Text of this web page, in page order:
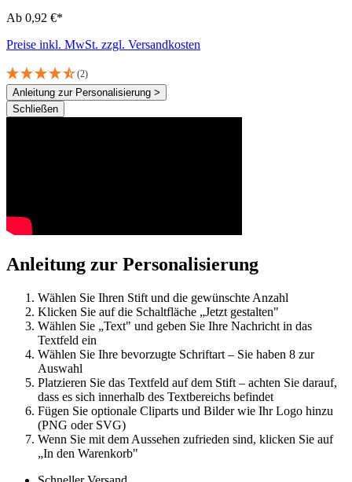
Ab 0,92 €*
Preise inkl. MwSt. zzgl. Versandkosten
(2)
Anleitung zur Personalisierung >
Schließen
Anleitung zur Personalisierung
Wählen Sie Ihren Stift und die gewünschte Anzahl
Klicken Sie auf die Schaltfläche „Jetzt gestalten"
Wählen Sie „Text" und geben Sie Ihre Nachricht in das
Textfeld ein
Wählen Sie Ihre bevorzugte Schriftart – Sie haben 8 zur
Auswahl
Platzieren Sie das Textfeld auf dem Stift – achten Sie darauf,
dass es sich innerhalb des Textbereichs befindet
Fügen Sie optionale Cliparts und Bilder wie Ihr Logo hinzu
(PNG oder SVG)
Wenn Sie mit dem Aussehen zufrieden sind, klicken Sie auf
„In den Warenkorb"